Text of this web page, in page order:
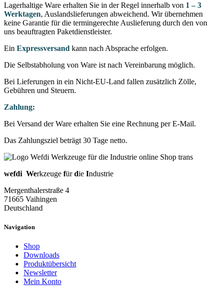
Lagerhaltige Ware erhalten Sie in der Regel innerhalb von 1 – 3
Werktagen, Auslandslieferungen abweichend. Wir übernehmen
keine Garantie für die termingerechte Auslieferung durch den von
uns beauftragten Paketdienstleister.
Ein Expressversand kann nach Absprache erfolgen.
Die Selbstabholung von Ware ist nach Vereinbarung möglich.
Bei Lieferungen in ein Nicht-EU-Land fallen zusätzlich Zölle,
Gebühren und Steuern.
Zahlung:
Bei Versand der Ware erhalten Sie eine Rechnung per E-Mail.
Das Zahlungsziel beträgt 30 Tage netto.
wefdi Werkzeuge fürdie Industrie
Mergenthalerstraße 4
71665 Vaihingen
Deutschland
Navigation
Shop
Downloads
Produktübersicht
Newsletter
Mein Konto